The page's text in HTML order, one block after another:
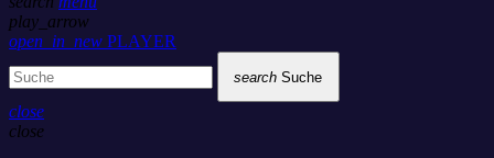
play_arrow
open_in_new PLAYER
search Suche
close
close